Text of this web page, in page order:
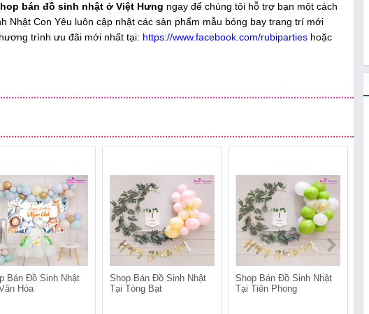
bán đồ sinh nhật ở Việt Hưng ngay để chúng tôi hỗ trợ bạn một cách
Nhật Con Yêu luôn cập nhật các sản phẩm mẫu bóng bay trang trí mới
trình ưu đãi mới nhất tại: https://www.facebook.com/rubiparties hoặc
Bán Đồ Sinh Nhật
Hòa
Shop Bán Đồ Sinh Nhật
Tại Tòng Bạt
Shop Bán Đồ Sinh Nhật
Tại Tiên Phong